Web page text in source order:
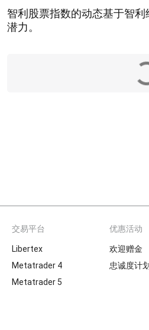
智利股票指数的动态基于智
潜力。
交易平台
Libertex
Metatrader 4
Metatrader 5
优惠活动
欢迎赠金
忠诚度计划